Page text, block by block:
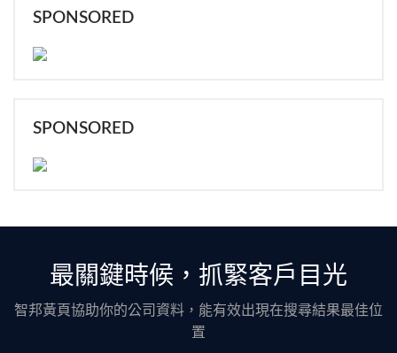
SPONSORED
SPONSORED
最關鍵時候，抓緊客戶目光
智邦黃頁協助你的公司資料，能有效出現在搜尋結果最佳位
置